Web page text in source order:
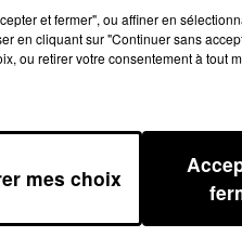
et fermer", ou affiner en
en cliquant sur "Continuer sans
ou retirer votre consentement à tout
mes choix